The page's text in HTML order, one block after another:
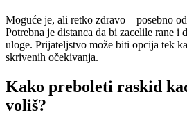
Moguće je, ali retko zdravo – posebno
Potrebna je distanca da bi zacelile rane i
uloge. Prijateljstvo može biti opcija tek
skrivenih očekivanja.
Kako preboleti raskid
voliš?